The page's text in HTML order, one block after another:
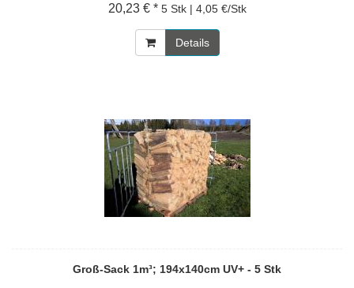
20,23 € * 5 Stk | 4,05 €/Stk
Details
Groß-Sack 1m³; 194x140cm UV+ - 5 Stk